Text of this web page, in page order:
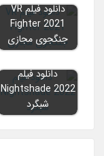
دانلود فیلم VR
Fighter 2021
جنگجوی مجازی
دانلود فیلم
Nightshade 2022
شبگرد